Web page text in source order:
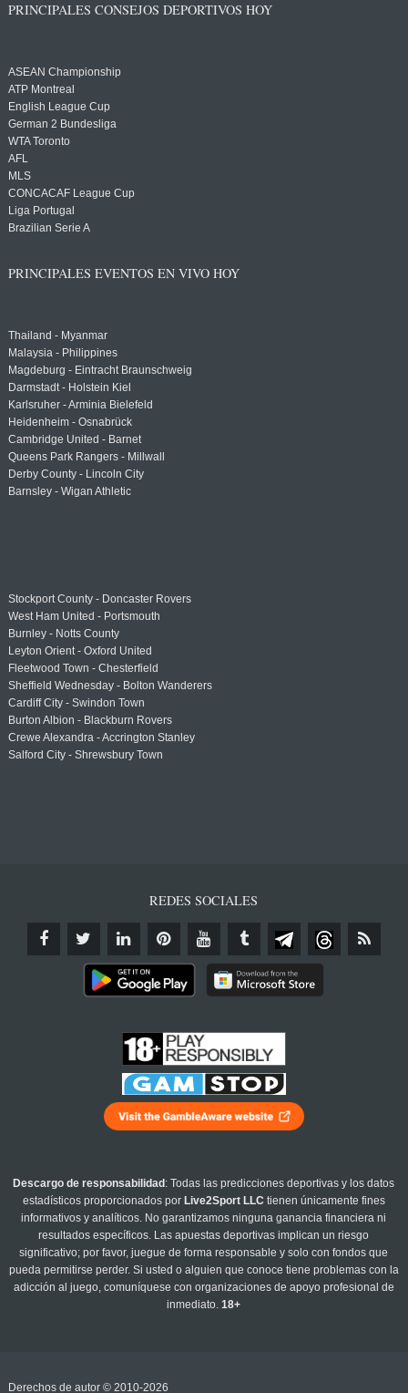
PRINCIPALES CONSEJOS DEPORTIVOS HOY
ASEAN Championship
ATP Montreal
English League Cup
German 2 Bundesliga
WTA Toronto
AFL
MLS
CONCACAF League Cup
Liga Portugal
Brazilian Serie A
PRINCIPALES EVENTOS EN VIVO HOY
Thailand - Myanmar
Malaysia - Philippines
Magdeburg - Eintracht Braunschweig
Darmstadt - Holstein Kiel
Karlsruher - Arminia Bielefeld
Heidenheim - Osnabrück
Cambridge United - Barnet
Queens Park Rangers - Millwall
Derby County - Lincoln City
Barnsley - Wigan Athletic
Stockport County - Doncaster Rovers
West Ham United - Portsmouth
Burnley - Notts County
Leyton Orient - Oxford United
Fleetwood Town - Chesterfield
Sheffield Wednesday - Bolton Wanderers
Cardiff City - Swindon Town
Burton Albion - Blackburn Rovers
Crewe Alexandra - Accrington Stanley
Salford City - Shrewsbury Town
REDES SOCIALES
Descargo de responsabilidad : Todas las predicciones deportivas y los datos
estadísticos proporcionados por Live2Sport LLC tienen únicamente fines
informativos y analíticos. No garantizamos ninguna ganancia financiera ni
resultados específicos. Las apuestas deportivas implican un riesgo
significativo; por favor, juegue de forma responsable y solo con fondos que
pueda permitirse perder. Si usted o alguien que conoce tiene problemas con la
adicción al juego, comuníquese con organizaciones de apoyo profesional de
inmediato.18+
Derechos de autor © 2010-2026